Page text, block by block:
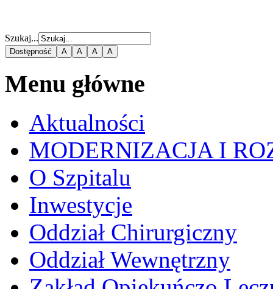
Szukaj...
Dostępność A A A A
Menu główne
Aktualności
MODERNIZACJA I
O Szpitalu
Inwestycje
Oddział Chirurgiczny
Oddział Wewnętrzny